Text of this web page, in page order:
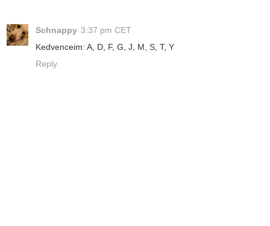
Schnappy 3:37 pm CET
Kedvenceim: A, D, F, G, J, M, S, T, Y
Reply